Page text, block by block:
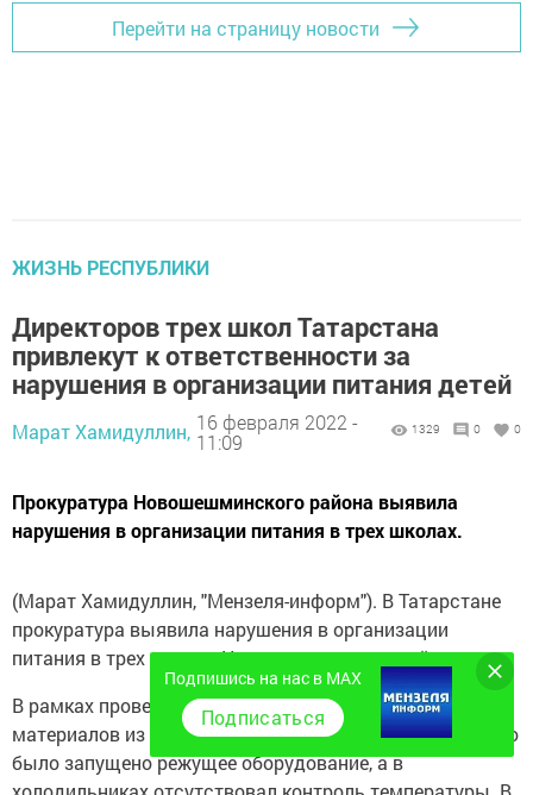
Перейти на страницу новости
ЖИЗНЬ РЕСПУБЛИКИ
Директоров трех школ Татарстана
привлекут к ответственности за
нарушения в организации питания детей
Марат Хамидуллин, 16 февраля 2022 -
11:09
1329 0 0
Прокуратура Новошешминского района выявила
нарушения в организации питания в трех школах.
(Марат Хамидуллин, "Мензеля-информ"). В Татарстане
прокуратура выявила нарушения в организации
питания в трех школах Новошешминского района.
В рамках проверки была выявлена нехватка
материалов из нержавеющей стали, также неправильно
было запущено режущее оборудование, а в
Подпишись на нас в MAX
Подписаться